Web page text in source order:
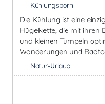
Kühlungsborn
Die Kühlung ist eine
Hügelkette, die mit ihren
und kleinen Tümpeln
Wanderungen und
Natur-Urlaub